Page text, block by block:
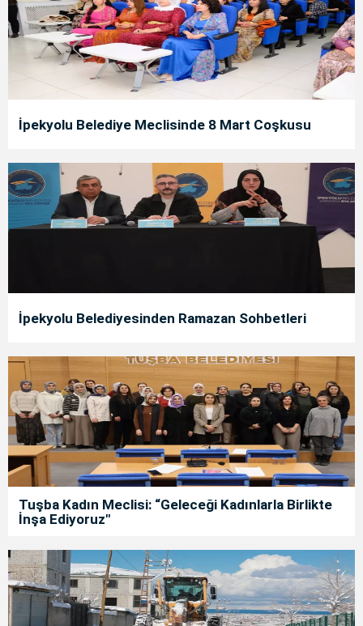
İpekyolu Belediye Meclisinde 8 Mart Coşkusu
İpekyolu Belediyesinden Ramazan Sohbetleri
Tuşba Kadın Meclisi: “Geleceği Kadınlarla Birlikte
İnşa Ediyoruz"